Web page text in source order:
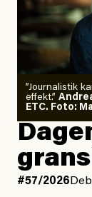
”Journalistik
effekt.”
ETC. Foto:
#57/2026